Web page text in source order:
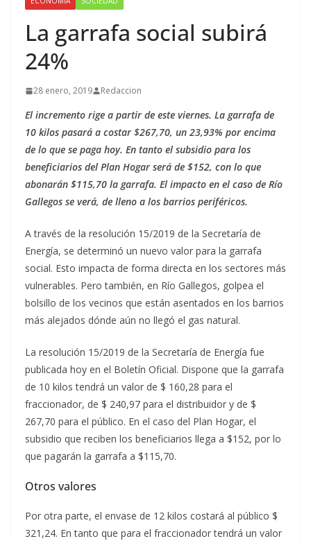
La garrafa social subirá
24%
28 enero, 2019 Redaccion
El incremento rige a partir de este viernes. La garrafa de
10 kilos pasará a costar $267,70, un 23,93% por encima
de lo que se paga hoy. En tanto el subsidio para los
beneficiarios del Plan Hogar será de $152, con lo que
abonarán $115,70 la garrafa. El impacto en el caso de Río
Gallegos se verá, de lleno a los barrios periféricos.
A través de la resolución 15/2019 de la Secretaría de
Energía, se determinó un nuevo valor para la garrafa
social. Esto impacta de forma directa en los sectores más
vulnerables. Pero también, en Río Gallegos, golpea el
bolsillo de los vecinos que están asentados en los barrios
más alejados dónde aún no llegó el gas natural.
La resolución 15/2019 de la Secretaría de Energía fue
publicada hoy en el Boletín Oficial. Dispone que la garrafa
de 10 kilos tendrá un valor de $ 160,28 para el
fraccionador, de $ 240,97 para el distribuidor y de $
267,70 para el público. En el caso del Plan Hogar, el
subsidio que reciben los beneficiarios llega a $152, por lo
que pagarán la garrafa a $115,70.
Otros valores
Por otra parte, el envase de 12 kilos costará al público $
321,24. En tanto que para el fraccionador tendrá un valor